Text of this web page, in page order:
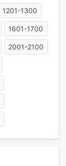
1201-1300
1601-1700
2001-2100